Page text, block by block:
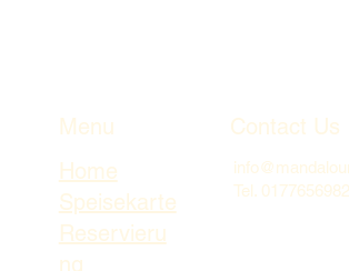
Menu
Contact Us
Home
Speisekarte
Reservieru
ng
Tel.